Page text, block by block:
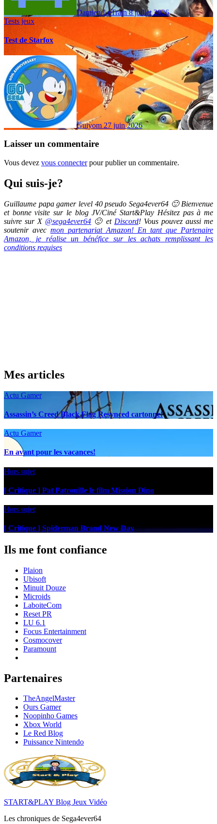
Damien LeTrain8 juillet 2026
Tests jeux
Test de Starfox
Guiyom 27 juin 2026
Laisser un commentaire
Vous devez vous connecterpour publier un commentaire.
Qui suis-je?
Guillaume papa gamer level 40 pseudo Sega4ever64 🙂 Bienvenue
et bonne visite sur le blog JV/Ciné Start&Play Hésitez pas à me
suivre sur X @sega4ever64 🙂 et Discord! Vous pouvez aussi me
soutenir avec mon partenariat Amazon! En tant que Partenaire
Amazon, je réalise un bénéfice sur les achats remplissant les
conditions requises
Mes articles
Actu Gamer
Assassin’s Creed Black Flag Resynced cartonne!
Actu Gamer
En avant pour les vacances!
Hors sujet
[ Critique ] Pat Patrouille le film Mission Dino
Hors sujet
[ Critique ] Spiderman Brand New Day
Ils me font confiance
Plaion
Ubisoft
Minuit Douze
Microids
LaboiteCom
Reset PR
LU 6.1
Focus Entertainment
Cosmocover
Paramount
Partenaires
TheAngelMaster
Ours Gamer
Noopinho Games
Xbox World
Le Red Blog
Puissance Nintendo
START&PLAY Blog Jeux Vidéo
Les chroniques de Sega4ever64